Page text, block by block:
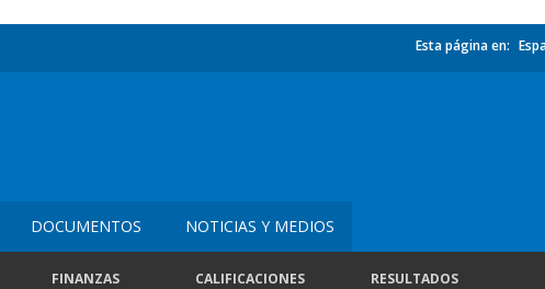
Esta página en:
DOCUMENTOS NOTICIAS Y MEDIOS
FINANZAS CALIFICACIONES RESULTADOS